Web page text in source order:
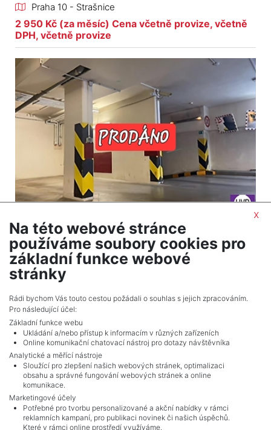
Praha 10 - Strašnice
2 950 Kč (za měsíc) Cena včetně provize, včetně
DPH, včetně provize
Na prodej / garážové stání / 18 m2
Praha 4 - Podolí
990 000 Kč (za nemovitost) Cena včetně provize
Celkem3inzerátů.
NAVIGACE
x
Na této webové stránce
používáme soubory cookies pro
základní funkce webové
stránky
Rádi bychom Vás touto cestou požádali o souhlas s jejich zpracováním.
Pro následující účel:
Základní funkce webu
Ukládání a/nebo přístup k informacím v různých zařízeních
Online komunikační chatovací nástroj pro dotazy návštěvníka
Analytické a měřící nástroje
Sloužící pro zlepšení našich webových stránek, optimalizaci
obsahu a správné fungování webových stránek a online
komunikace.
Marketingové účely
Potřebné pro tvorbu personalizované a akční nabídky v rámci
reklamních kampaní, pro publikaci novinek či našich úspěchů.
Které v rámci online prostředí využíváme.